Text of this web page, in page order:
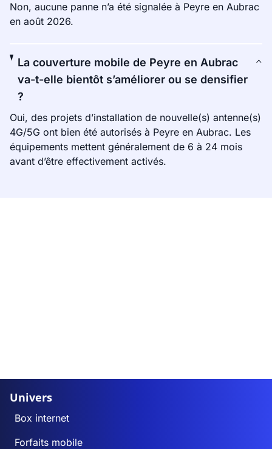
Non, aucune panne n’a été signalée à Peyre en Aubrac
en août 2026.
La couverture mobile de Peyre en Aubrac
va-t-elle bientôt s’améliorer ou se densifier
?
Oui, des projets d’installation de nouvelle(s) antenne(s)
4G/5G ont bien été autorisés à Peyre en Aubrac. Les
équipements mettent généralement de 6 à 24 mois
avant d’être effectivement activés.
Univers
Box internet
Forfaits mobile